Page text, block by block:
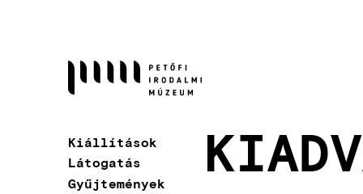
Kiállítások
Látogatás
Gyűjtemények